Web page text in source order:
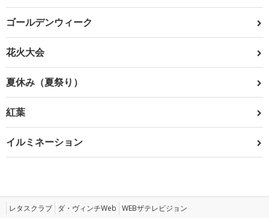
ゴールデンウィーク
花火大会
夏休み（夏祭り）
紅葉
イルミネーション
レタスクラブ ダ・ヴィンチWeb WEBザテレビジョン